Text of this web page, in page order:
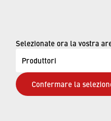
Selezionate ora la vostra
Produttori
Confermare la
Condizioni d'uso
D.Lgs.231/Neoperl Italia